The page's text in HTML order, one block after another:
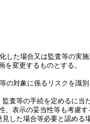
した場合又は監査等の実
変更するものとする。
対象に係るリスクを識
査等の手続を定めるに当
表示の妥当性等も考慮す
した場合等必要と認める